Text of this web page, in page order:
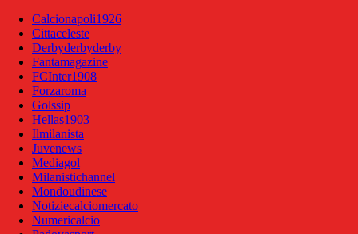
Calcionapoli1926
Cittaceleste
Derbyderbyderby
Fantamagazine
FCInter1908
Forzaroma
Golssip
Hellas1903
Ilmilanista
Juvenews
Mediagol
Milanistichannel
Mondoudinese
Notiziecalciomercato
Numericalcio